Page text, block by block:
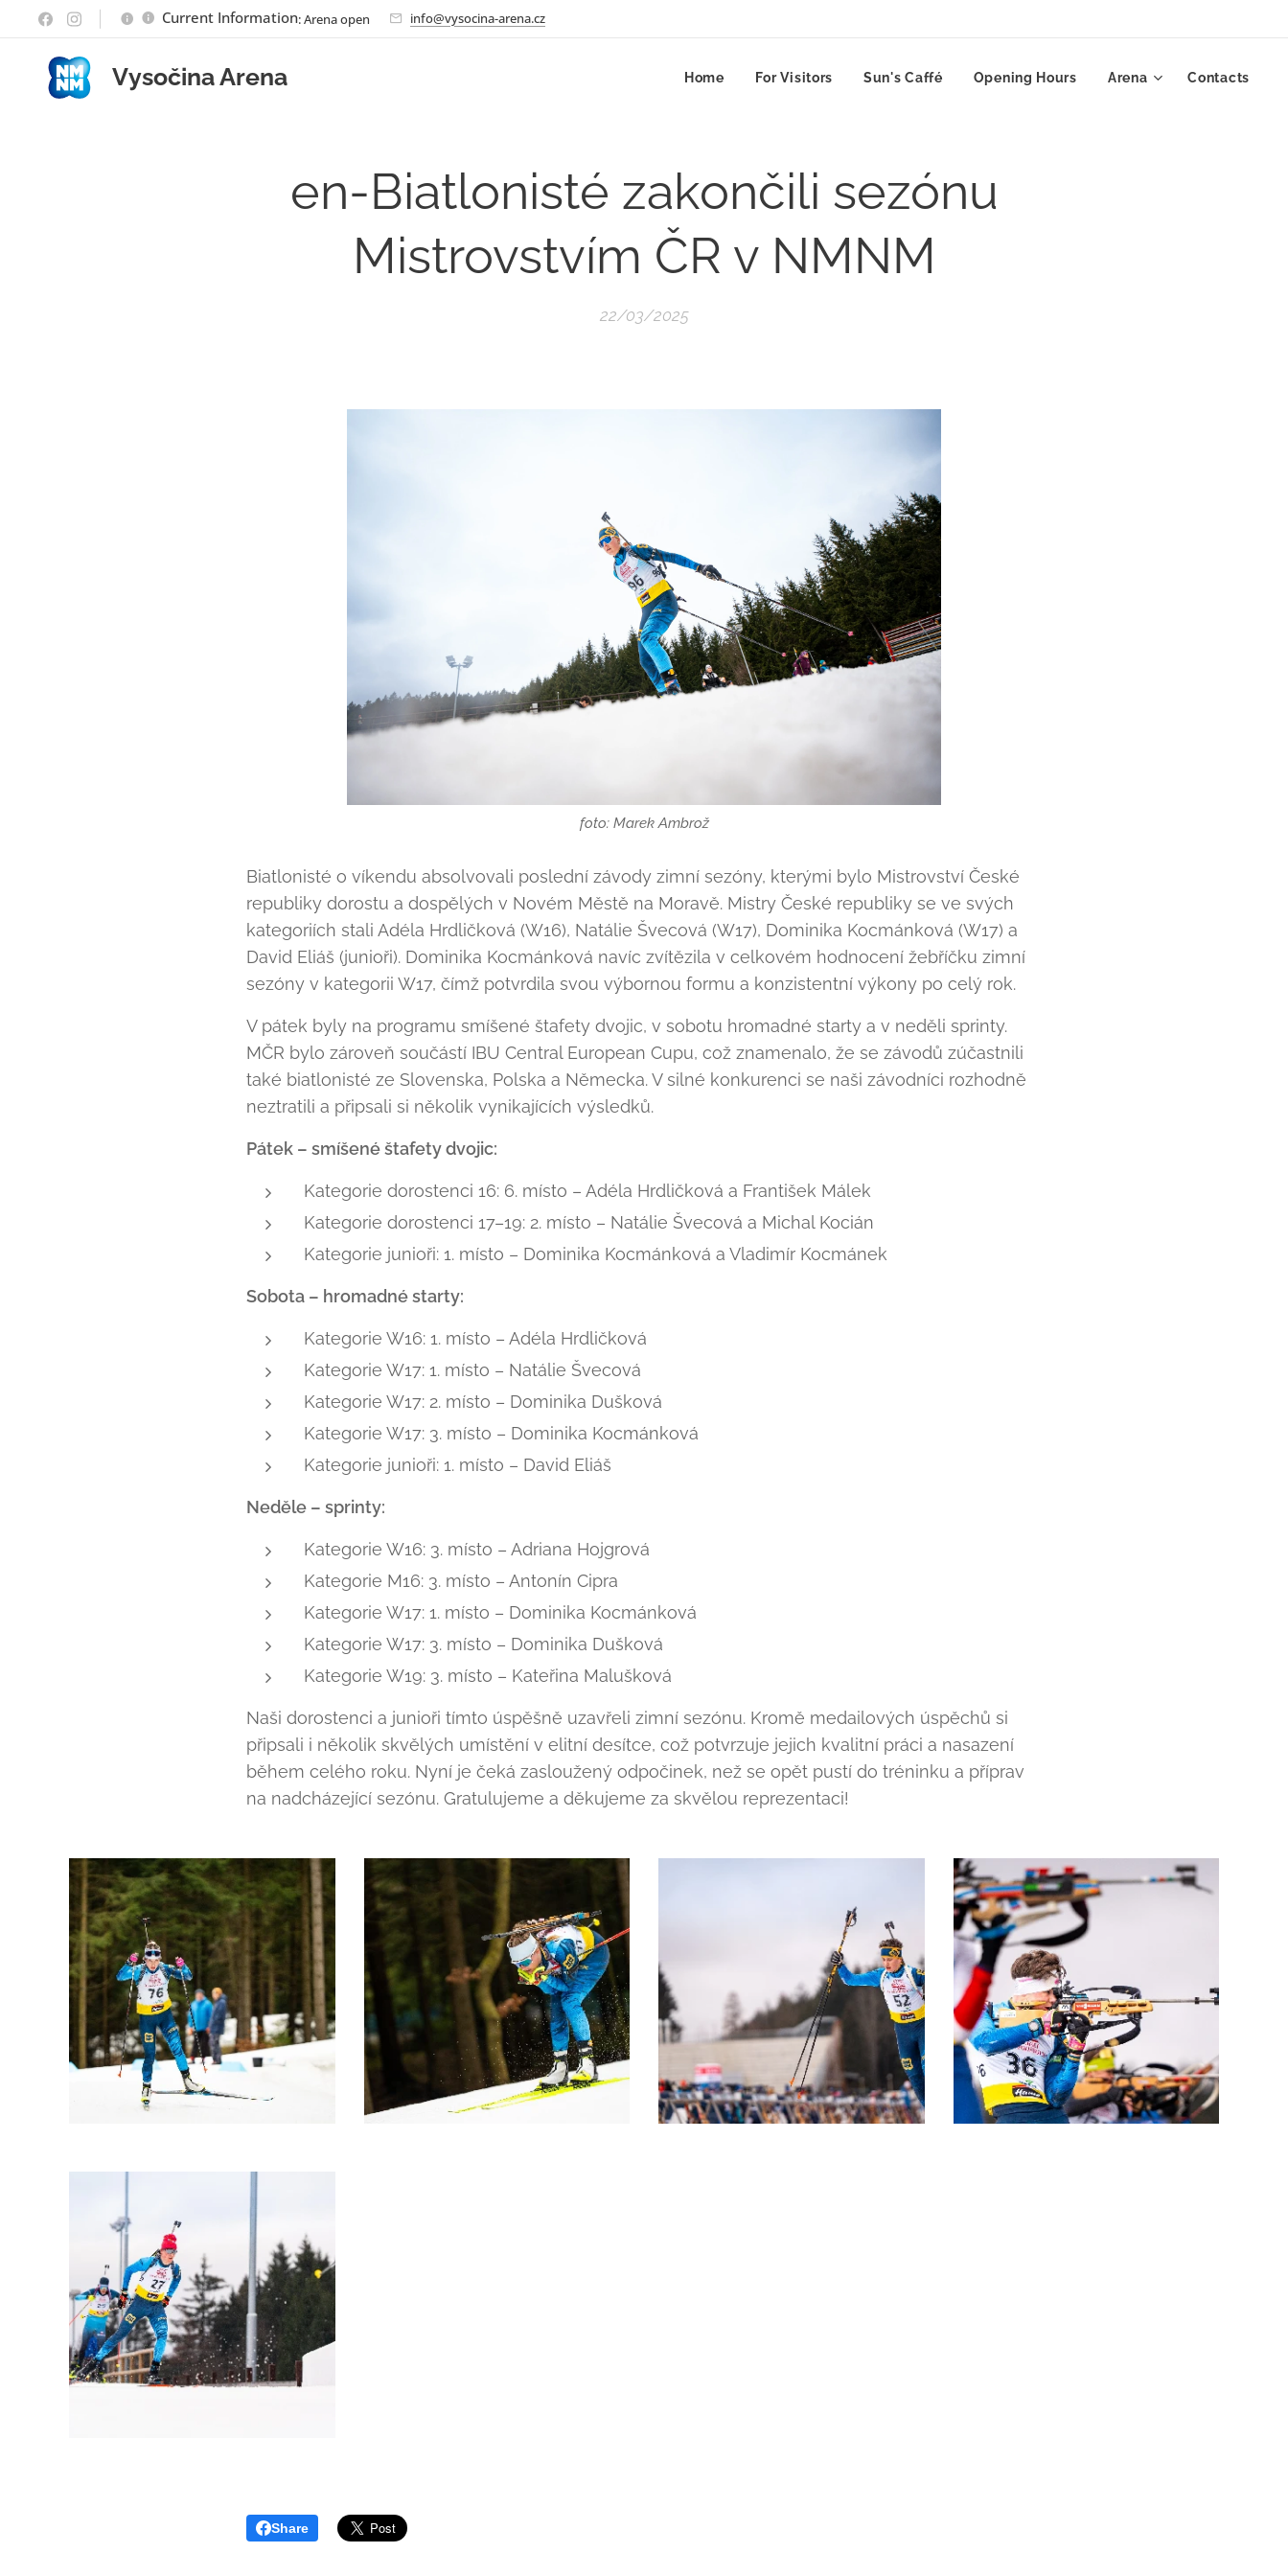
Current Information: Arena open info@vysocina-arena.cz
Vysočina Arena Home For Visitors Sun's Caffé Opening Hours Arena Contacts
en-Biatlonisté zakončili sezónu
Mistrovstvím ČR v NMNM
22/03/2025
foto: Marek Ambrož
Biatlonisté o víkendu absolvovali poslední závody zimní sezóny, kterými bylo Mistrovství České
republiky dorostu a dospělých v Novém Městě na Moravě. Mistry České republiky se ve svých
kategoriích stali Adéla Hrdličková (W16), Natálie Švecová (W17), Dominika Kocmánková (W17) a
David Eliáš (junioři). Dominika Kocmánková navíc zvítězila v celkovém hodnocení žebříčku zimní
sezóny v kategorii W17, čímž potvrdila svou výbornou formu a konzistentní výkony po celý rok.
V pátek byly na programu smíšené štafety dvojic, v sobotu hromadné starty a v neděli sprinty.
MČR bylo zároveň součástí IBU Central European Cupu, což znamenalo, že se závodů zúčastnili
také biatlonisté ze Slovenska, Polska a Německa. V silné konkurenci se naši závodníci rozhodně
neztratili a připsali si několik vynikajících výsledků.
Pátek – smíšené štafety dvojic:
Kategorie dorostenci 16: 6. místo – Adéla Hrdličková a František Málek
Kategorie dorostenci 17–19: 2. místo – Natálie Švecová a Michal Kocián
Kategorie junioři: 1. místo – Dominika Kocmánková a Vladimír Kocmánek
Sobota – hromadné starty:
Kategorie W16: 1. místo – Adéla Hrdličková
Kategorie W17: 1. místo – Natálie Švecová
Kategorie W17: 2. místo – Dominika Dušková
Kategorie W17: 3. místo – Dominika Kocmánková
Kategorie junioři: 1. místo – David Eliáš
Neděle – sprinty:
Kategorie W16: 3. místo – Adriana Hojgrová
Kategorie M16: 3. místo – Antonín Cipra
Kategorie W17: 1. místo – Dominika Kocmánková
Kategorie W17: 3. místo – Dominika Dušková
Kategorie W19: 3. místo – Kateřina Malušková
Naši dorostenci a junioři tímto úspěšně uzavřeli zimní sezónu. Kromě medailových úspěchů si
připsali i několik skvělých umístění v elitní desítce, což potvrzuje jejich kvalitní práci a nasazení
během celého roku. Nyní je čeká zasloužený odpočinek, než se opět pustí do tréninku a příprav
na nadcházející sezónu. Gratulujeme a děkujeme za skvělou reprezentaci!
Share